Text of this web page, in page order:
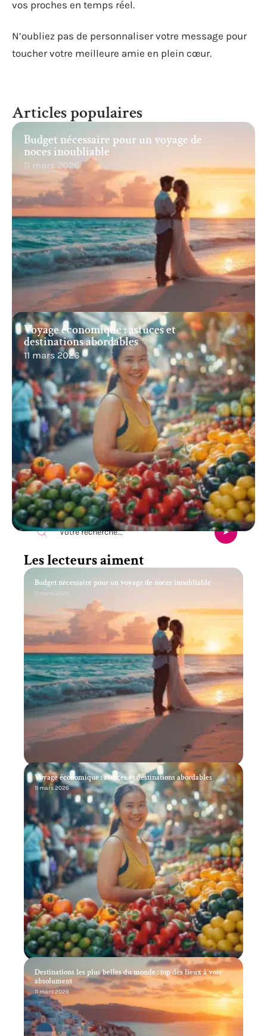
vos proches en temps réel.
N’oubliez pas de personnaliser votre message pour
toucher votre meilleure amie en plein cœur.
Articles populaires
Budget nécessaire pour un voyage de
noces inoubliable
11 mars 2026
Voyage économique : astuces et
destinations abordables
11 mars 2026
Recherche
Les lecteurs aiment
Budget nécessaire pour un voyage de noces inoubliable
11 mars 2026
Voyage économique : astuces et destinations abordables
11 mars 2026
Destinations les plus belles du monde : top des lieux à voir
absolument
11 mars 2026